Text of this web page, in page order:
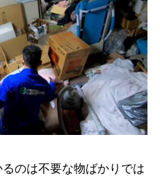
のは不要な物ばかりでは